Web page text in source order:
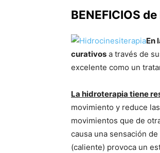
BENEFICIOS
En
curativos a través de
excelente como un
La hidroterapia tiene
movimiento y reduce
movimientos que de
causa una sensación
(caliente) provoca un